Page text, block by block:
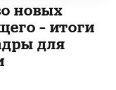
новых
– итоги
для